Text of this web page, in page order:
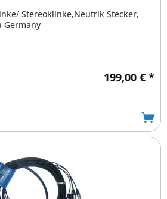
Stereoklinke,Neutrik Stecker,
Germany
199,00 € *